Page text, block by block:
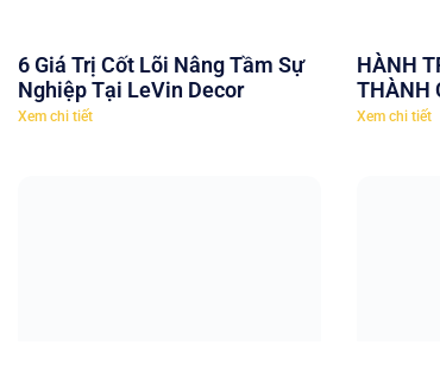
6 Giá Trị Cốt Lõi Nâng Tầm Sự
Nghiệp Tại LeVin Decor
Xem chi tiết
HÀNH
THÀNH
Xem chi tiết